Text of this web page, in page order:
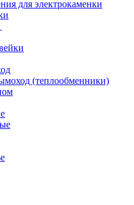
для электрокаменки
(теплообменники)